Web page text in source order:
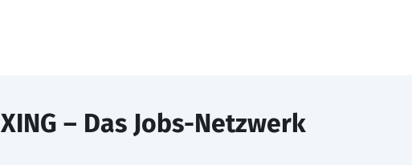
XING – Das Jobs-Netzwerk